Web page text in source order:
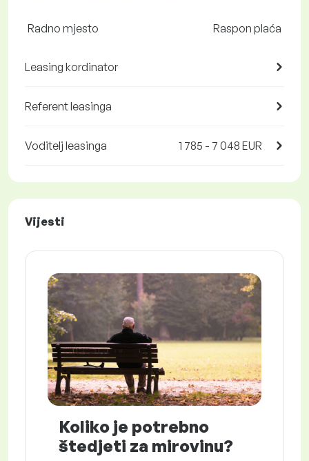
Radno mjesto Raspon plaća
Leasing kordinator
Referent leasinga
Voditelj leasinga 1 785 - 7 048 EUR
Vijesti
Koliko je potrebno
štedjeti za mirovinu?